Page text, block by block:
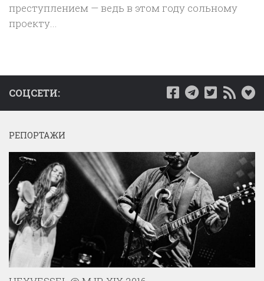
преступлением — ведь в этом году сольному
проекту...
СОЦСЕТИ:
РЕПОРТАЖИ